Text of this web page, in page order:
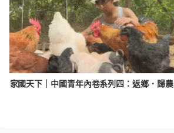
家國天下｜中國青年內卷系列四：返鄉．歸農